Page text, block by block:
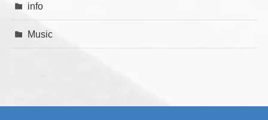
info
Music